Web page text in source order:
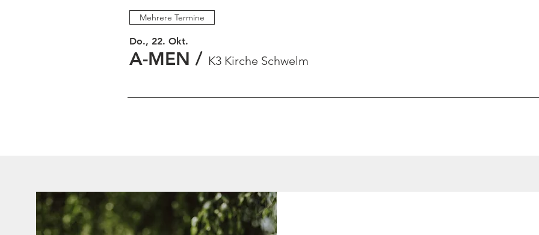
Mehrere Termine
Do., 22. Okt.
A-MEN / K3 Kirche Schwelm